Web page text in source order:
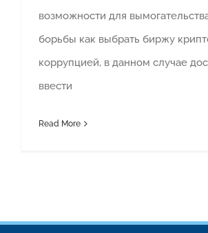
возможности для
борьбы как выбрать биржу
коррупцией, в данном случае
ввести
Read More